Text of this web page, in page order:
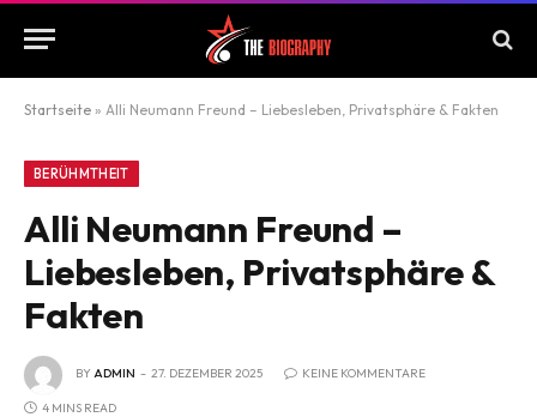
Startseite » Alli Neumann Freund – Liebesleben, Privatsphäre & Fakten
BERÜHMTHEIT
Alli Neumann Freund –
Liebesleben, Privatsphäre &
Fakten
BYADMIN 27. DEZEMBER 2025 KEINE KOMMENTARE
4 MINS READ